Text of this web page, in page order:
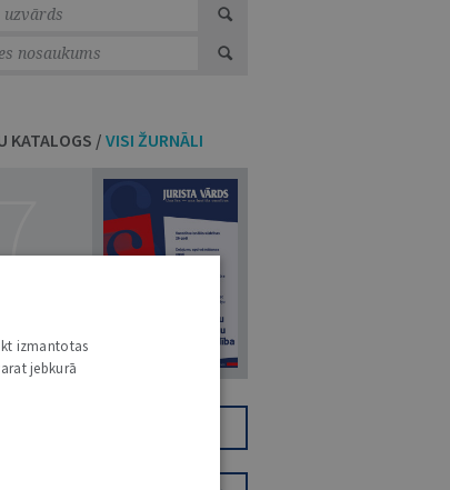
KATALOGS /VISI ŽURNĀLI
7 (1425)
izmantotas
jebkurā